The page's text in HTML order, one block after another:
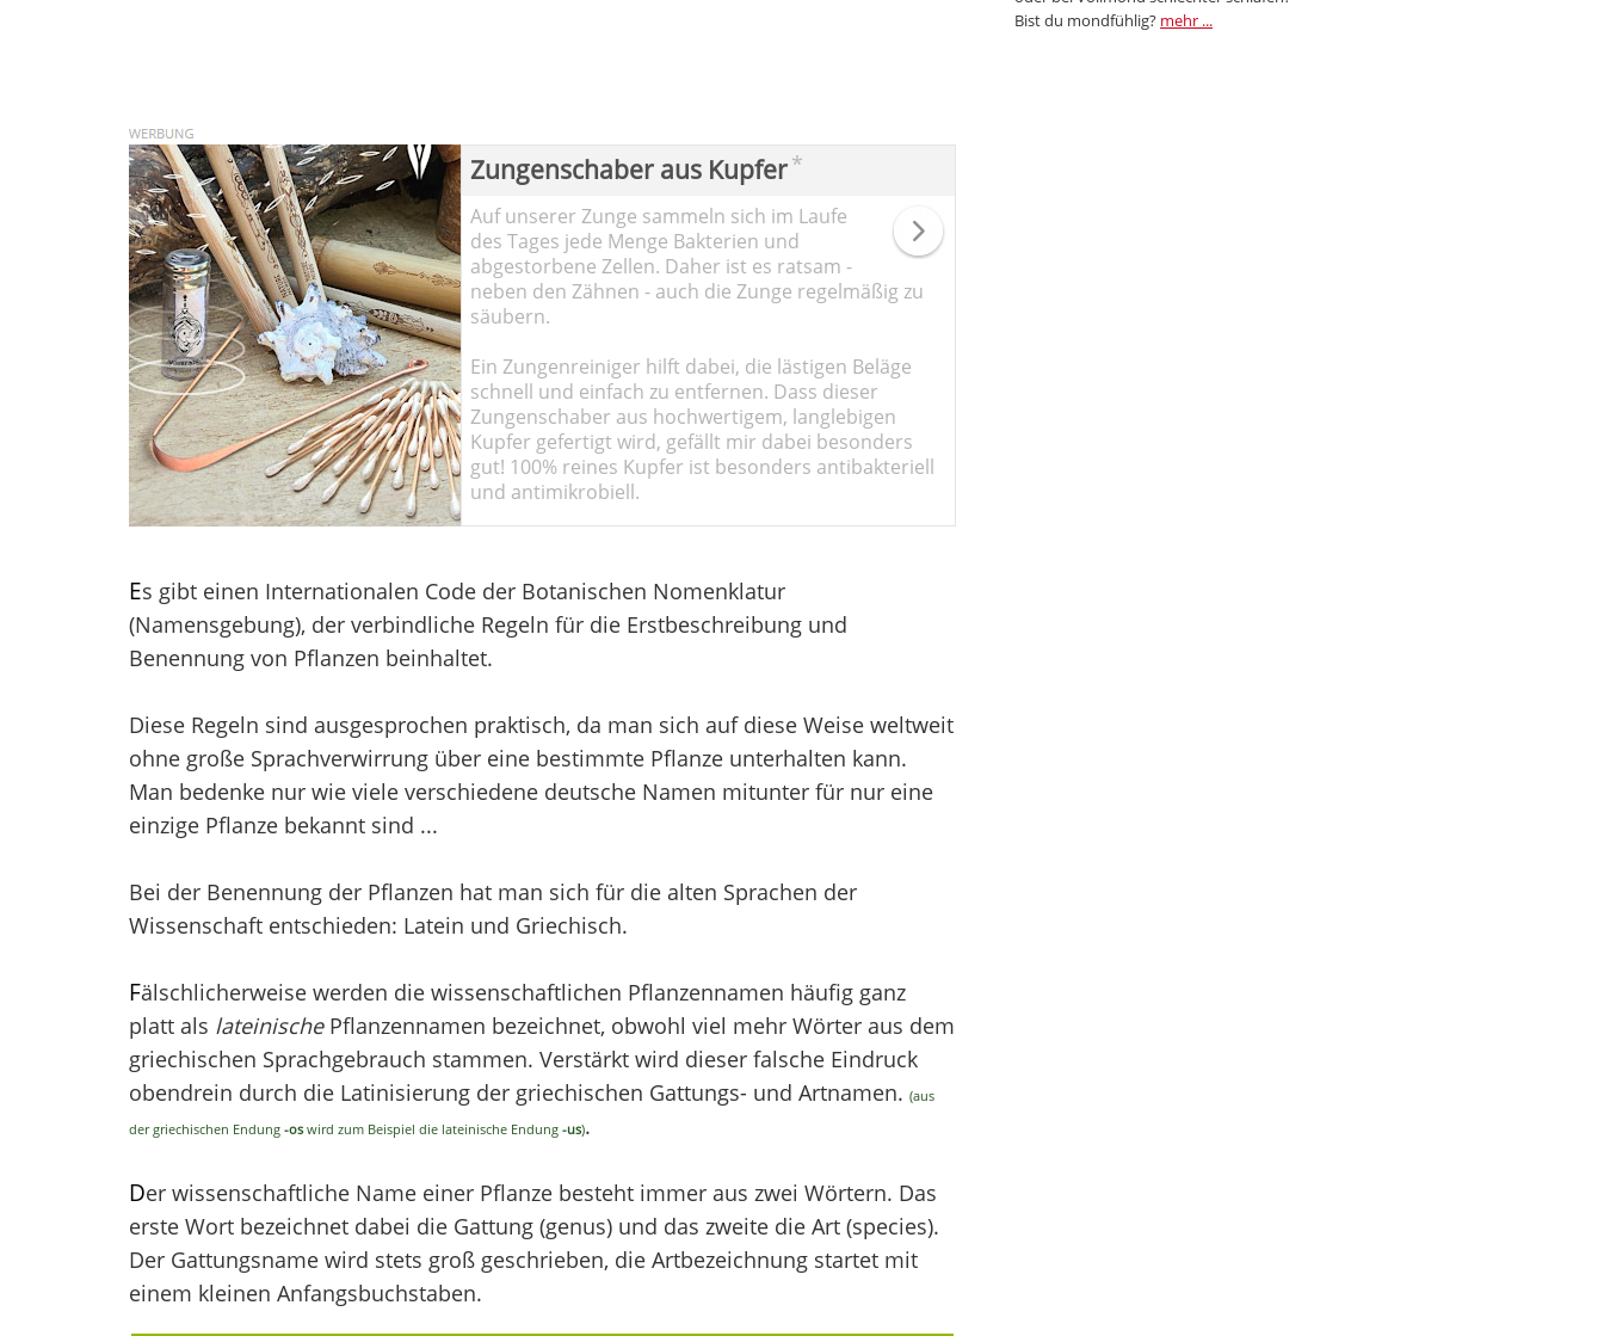
Bist du mondfühlig? mehr ...
Zungenschaber aus Kupfer*
Auf unserer Zunge sammeln sich im Laufe
des Tages jede Menge Bakterien und
abgestorbene Zellen. Daher ist es ratsam -
neben den Zähnen - auch die Zunge regelmäßig zu
säubern.
Ein Zungenreiniger hilft dabei, die lästigen Beläge
schnell und einfach zu entfernen. Dass dieser
Zungenschaber aus hochwertigem, langlebigen
Kupfer gefertigt wird, gefällt mir dabei besonders
gut! 100% reines Kupfer ist besonders antibakteriell
und antimikrobiell.
Es gibt einen Internationalen Code der Botanischen Nomenklatur
(Namensgebung), der verbindliche Regeln für die Erstbeschreibung und
Benennung von Pflanzen beinhaltet.
Diese Regeln sind ausgesprochen praktisch, da man sich auf diese Weise weltweit
ohne große Sprachverwirrung über eine bestimmte Pflanze unterhalten kann.
Man bedenke nur wie viele verschiedene deutsche Namen mitunter für nur eine
einzige Pflanze bekannt sind ...
Bei der Benennung der Pflanzen hat man sich für die alten Sprachen der
Wissenschaft entschieden: Latein und Griechisch.
Fälschlicherweise werden die wissenschaftlichen Pflanzennamen häufig ganz
platt als lateinischePflanzennamen bezeichnet, obwohl viel mehr Wörter aus dem
griechischen Sprachgebrauch stammen. Verstärkt wird dieser falsche Eindruck
obendrein durch die Latinisierung der griechischen Gattungs- und Artnamen. (aus
der griechischen Endung -oswird zum Beispiel die lateinische Endung -us).
Der wissenschaftliche Name einer Pflanze besteht immer aus zwei Wörtern. Das
erste Wort bezeichnet dabei die Gattung (genus) und das zweite die Art (species).
Der Gattungsname wird stets groß geschrieben, die Artbezeichnung startet mit
einem kleinen Anfangsbuchstaben.